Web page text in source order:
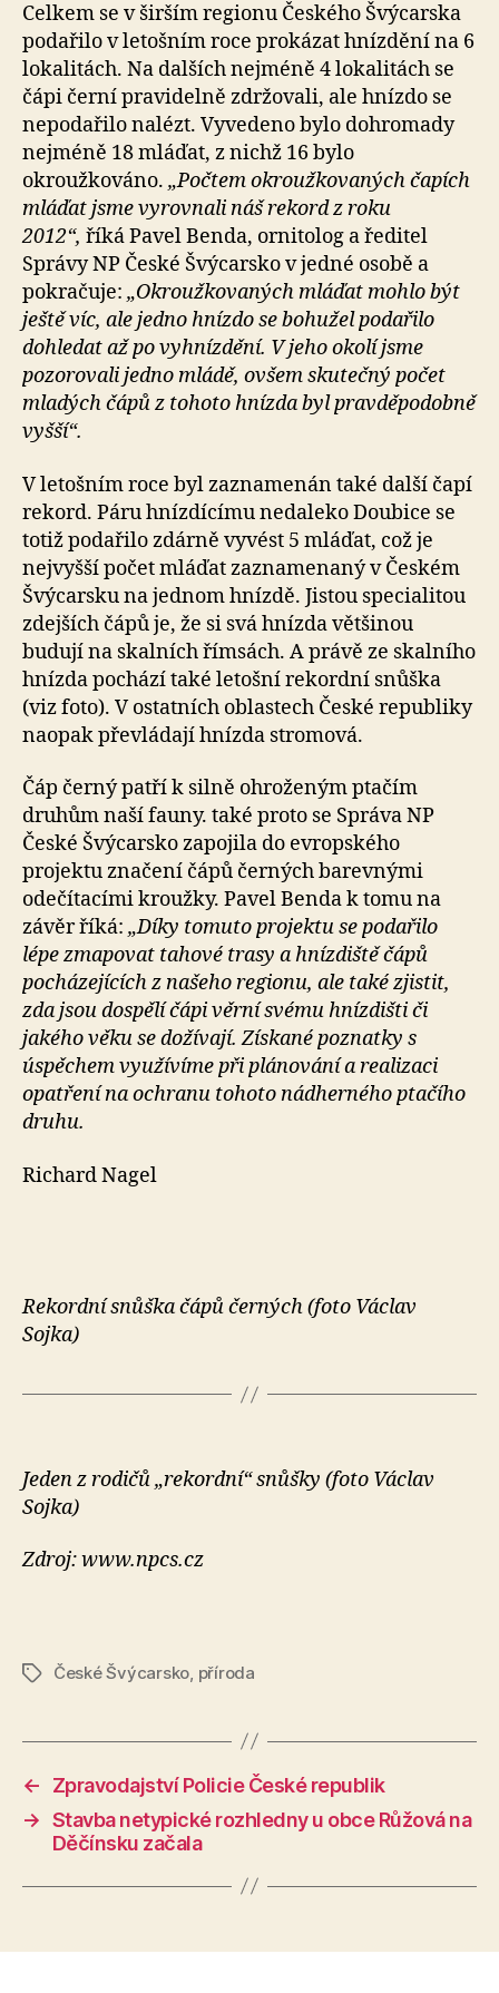
Celkem se v širším regionu Českého Švýcarska
podařilo v letošním roce prokázat hnízdění na 6
lokalitách. Na dalších nejméně 4 lokalitách se
čápi černí pravidelně zdržovali, ale hnízdo se
nepodařilo nalézt. Vyvedeno bylo dohromady
nejméně 18 mláďat, z nichž 16 bylo
okroužkováno. „Počtem okroužkovaných čapích
mláďat jsme vyrovnali náš rekord z roku
2012“, říká Pavel Benda, ornitolog a ředitel
Správy NP České Švýcarsko v jedné osobě a
pokračuje: „Okroužkovaných mláďat mohlo být
ještě víc, ale jedno hnízdo se bohužel podařilo
dohledat až po vyhnízdění. V jeho okolí jsme
pozorovali jedno mládě, ovšem skutečný počet
mladých čápů z tohoto hnízda byl pravděpodobně
vyšší“.
V letošním roce byl zaznamenán také další čapí
rekord. Páru hnízdícímu nedaleko Doubice se
totiž podařilo zdárně vyvést 5 mláďat, což je
nejvyšší počet mláďat zaznamenaný v Českém
Švýcarsku na jednom hnízdě. Jistou specialitou
zdejších čápů je, že si svá hnízda většinou
budují na skalních římsách. A právě ze skalního
hnízda pochází také letošní rekordní snůška
(viz foto). V ostatních oblastech České republiky
naopak převládají hnízda stromová.
Čáp černý patří k silně ohroženým ptačím
druhům naší fauny. také proto se Správa NP
České Švýcarsko zapojila do evropského
projektu značení čápů černých barevnými
odečítacími kroužky. Pavel Benda k tomu na
závěr říká: „Díky tomuto projektu se podařilo
lépe zmapovat tahové trasy a hnízdiště čápů
pocházejících z našeho regionu, ale také zjistit,
zda jsou dospělí čápi věrní svému hnízdišti či
jakého věku se dožívají. Získané poznatky s
úspěchem využívíme při plánování a realizaci
opatření na ochranu tohoto nádherného ptačího
druhu.
Richard Nagel
Rekordní snůška čápů černých (foto Václav
Sojka)
Jeden z rodičů „rekordní“ snůšky (foto Václav
Sojka)
Zdroj: www.npcs.cz
ŠtítkyČeské Švýcarsko příroda
←
Zpravodajství Policie České republik
→ Stavba netypické rozhledny u obce Růžová na
Děčínsku začala